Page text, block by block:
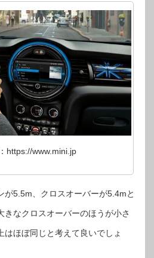
https://www.mini.jp
が5.5m、クロスオーバーが5.4mと
きなクロスオーバーのほうが小さ
はほぼ同じと考えて良いでしょ